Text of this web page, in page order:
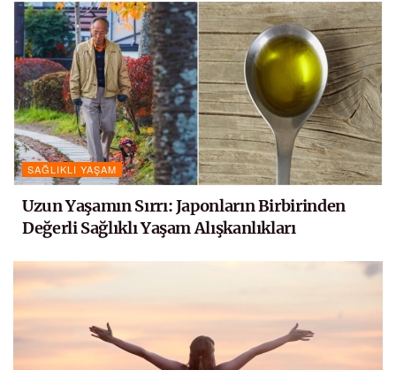
SAĞLIKLI YAŞAM
Uzun Yaşamın Sırrı: Japonların Birbirinden
Değerli Sağlıklı Yaşam Alışkanlıkları